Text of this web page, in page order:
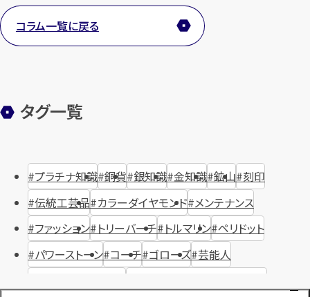
コラム一覧に戻る
タグ一覧
プラチナ知識 銅貨 銀知識 金知識 鉱山 刻印
伝統工芸品 カラーダイヤモンド メンテナンス
ファッション トリーバーチ トルマリン ペリドット
パワーストーン コーチ ゴローズ 芸能人